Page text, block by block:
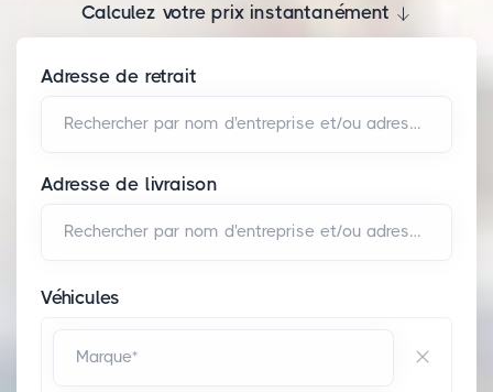
Calculez votre prix instantanément
Adresse de retrait
Rechercher par nom d'entreprise et/ou adresse*
Adresse de livraison
Rechercher par nom d'entreprise et/ou adresse*
Véhicules
Marque*